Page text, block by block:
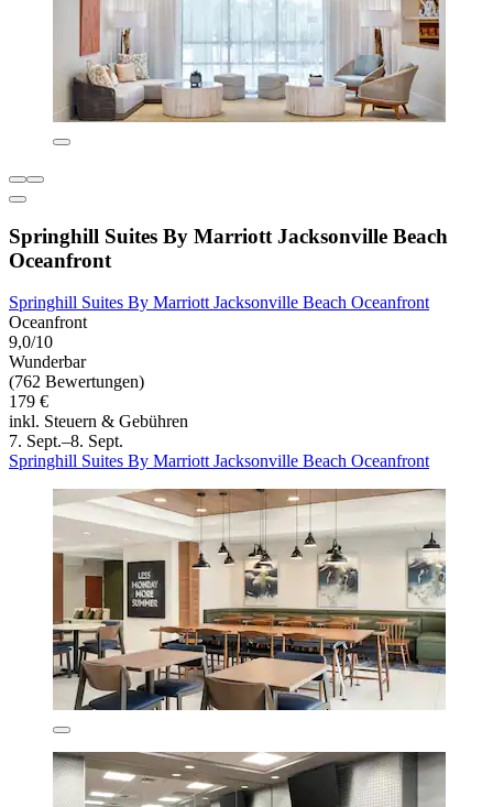
Springhill Suites By Marriott Jacksonville Beach
Oceanfront
Springhill Suites By Marriott Jacksonville Beach Oceanfront
Oceanfront
9,0/10
Wunderbar
(762 Bewertungen)
179 €
inkl. Steuern & Gebühren
7. Sept.–8. Sept.
Springhill Suites By Marriott Jacksonville Beach Oceanfront